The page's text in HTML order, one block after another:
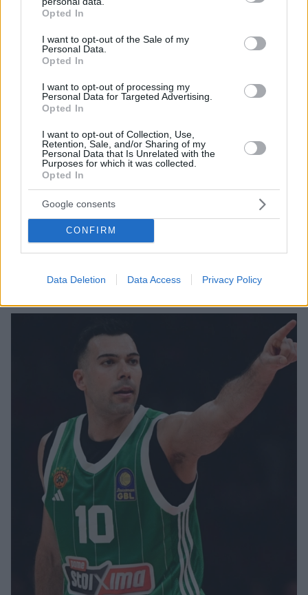
grant or deny consent to Google and its third-party tags to
use your data for below specified purposes in below Google
consent section.
Opted In
I want to opt-out of the Sale of my
Personal Data.
Opted In
I want to opt-out of processing my
Personal Data for Targeted Advertising.
Opted In
I want to opt-out of Collection, Use,
Retention, Sale, and/or Sharing of my
Personal Data that Is Unrelated with the
Purposes for which it was collected.
Opted In
Google consents
CONFIRM
Data Deletion Data Access Privacy Policy
Νίκη εξάδας με βολές του Φρανσίσκο για τη Ζάλγκιρις,
87-85 τη Ρεάλ Μαδρίτης
Ο Φρανσίσκο ευστόχησε σε 2 βολές και έκλεισε τον
Χεζόνια για τους Μαδριλένους